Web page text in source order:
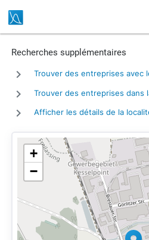
Recherches supplémentaires
Trouver des entreprises avec
Trouver des entreprises dans
Afficher les détails de la
+
−